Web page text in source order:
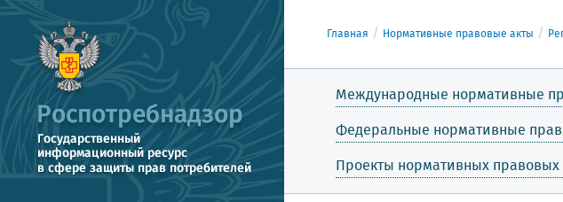
Главная Нормативные правовые акты
Международные нормативные
Федеральные нормативные
Проекты нормативных правовых